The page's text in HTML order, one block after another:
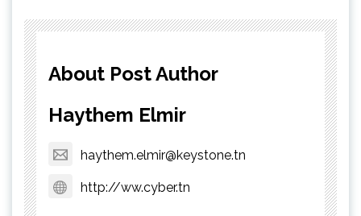
About Post Author
Haythem Elmir
haythem.elmir@keystone.tn
http://ww.cyber.tn